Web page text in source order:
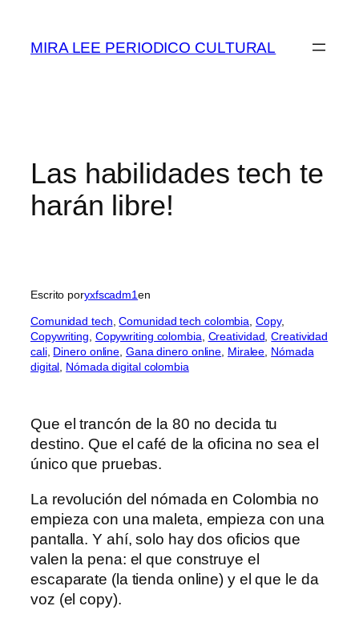
contenido
MIRA LEE PERIODICO CULTURAL
Las habilidades tech te
harán libre!
Escrito poryxfscadm1en
Comunidad tech , Comunidad tech colombia Copy
Copywriting Copywriting colombia Creatividad , Creatividad
cali, Dinero online Gana dinero online Miralee Nómada
digital Nómada digital colombia
Que el trancón de la 80 no decida tu
destino. Que el café de la oficina no sea el
único que pruebas.
La revolución del nómada en Colombia no
empieza con una maleta, empieza con una
pantalla. Y ahí, solo hay dos oficios que
valen la pena: el que construye el
escaparate (la tienda online) y el que le da
voz (el copy).